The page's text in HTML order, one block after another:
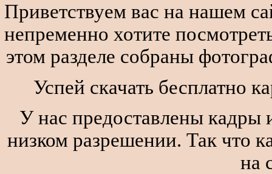
Приветствуем вас на нашем
непременно хотите
этом разделе собраны
Успей скачать бесплатно
У нас предоставлены кадры
низком разрешении. Так что
на